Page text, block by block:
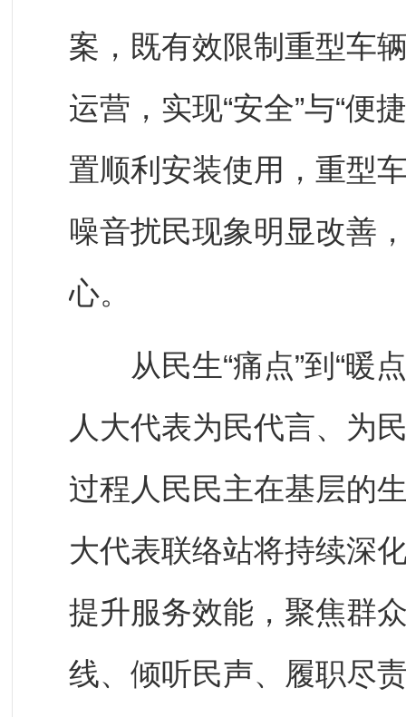
案，既有效限制重型车
运营，实现“安全”与“便
置顺利安装使用，重型
噪音扰民现象明显改善
心。
从民生“痛点”到“暖点
人大代表为民代言、为
过程人民民主在基层的
大代表联络站将持续深
提升服务效能，聚焦群
线、倾听民声、履职尽